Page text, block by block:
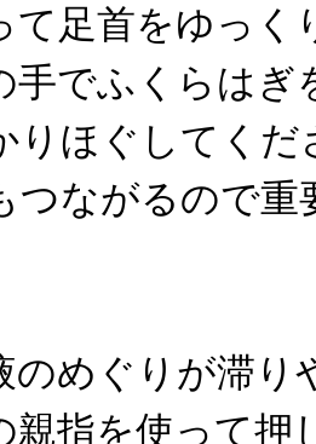
て足首をゆっく
手でふくらはぎ
りほぐしてくだ
つながるので重
のめぐりが滞り
親指を使って押